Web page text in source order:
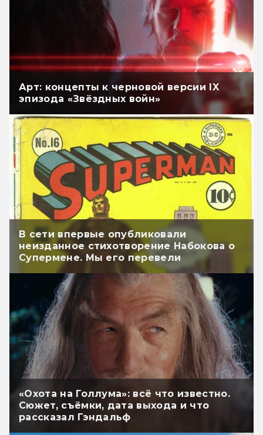
Арт: концепты к черновой версии IX
эпизода «Звёздных войн»
В сети впервые опубликовали
неизданное стихотворение Набокова о
Супермене. Мы его перевели
«Охота на Голлума»: всё что известно.
Сюжет, съёмки, дата выхода и что
рассказал Гэндальф